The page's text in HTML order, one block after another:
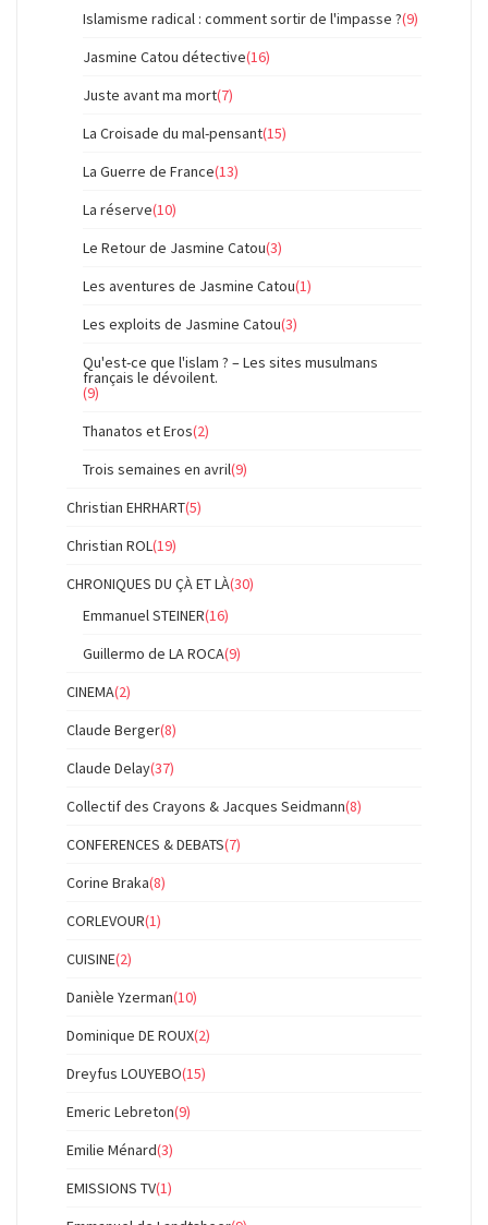
Islamisme radical : comment sortir de l'impasse ?(9)
Jasmine Catou détective(16)
Juste avant ma mort(7)
La Croisade du mal-pensant(15)
La Guerre de France(13)
La réserve(10)
Le Retour de Jasmine Catou(3)
Les aventures de Jasmine Catou(1)
Les exploits de Jasmine Catou(3)
Qu'est-ce que l'islam ? – Les sites musulmans
français le dévoilent.
(9)
Thanatos et Eros(2)
Trois semaines en avril(9)
Christian EHRHART(5)
Christian ROL(19)
CHRONIQUES DU ÇÀ ET LÀ(30)
Emmanuel STEINER(16)
Guillermo de LA ROCA(9)
CINEMA(2)
Claude Berger(8)
Claude Delay(37)
Collectif des Crayons & Jacques Seidmann(8)
CONFERENCES & DEBATS(7)
Corine Braka(8)
CORLEVOUR(1)
CUISINE(2)
Danièle Yzerman(10)
Dominique DE ROUX(2)
Dreyfus LOUYEBO(15)
Emeric Lebreton(9)
Emilie Ménard(3)
EMISSIONS TV(1)